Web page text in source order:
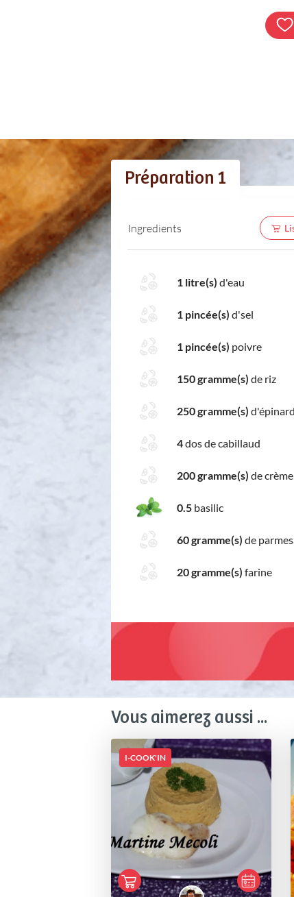
Préparation 1
Ingredients
1 litre(s) d'eau
1 pincée(s) d'sel
1 pincée(s) poivre
150 gramme(s) de riz
250 gramme(s)
4dos de cabillaud
200 gramme(s) de crème
0.5 basilic
60 gramme(s) de
20 gramme(s) farine
Vous aimerez aussi ...
I-COOK'IN